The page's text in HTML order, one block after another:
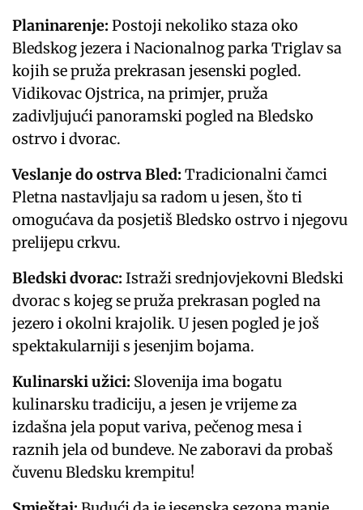
Planinarenje: Postoji nekoliko staza oko
Bledskog jezera i Nacionalnog parka Triglav sa
kojih se pruža prekrasan jesenski pogled.
Vidikovac Ojstrica, na primjer, pruža
zadivljujući panoramski pogled na Bledsko
ostrvo i dvorac.
Veslanje do ostrva Bled: Tradicionalni čamci
Pletna nastavljaju sa radom u jesen, što ti
omogućava da posjetiš Bledsko ostrvo i njegovu
prelijepu crkvu.
Bledski dvorac: Istraži srednjovjekovni Bledski
dvorac s kojeg se pruža prekrasan pogled na
jezero i okolni krajolik. U jesen pogled je još
spektakularniji s jesenjim bojama.
Kulinarski užici: Slovenija ima bogatu
kulinarsku tradiciju, a jesen je vrijeme za
izdašna jela poput variva, pečenog mesa i
raznih jela od bundeve. Ne zaboravi da probaš
čuvenu Bledsku krempitu!